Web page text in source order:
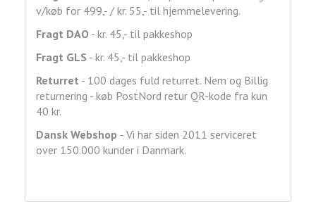
v/køb for 499,- / kr. 55,- til hjemmelevering.
Fragt DAO - kr. 45,- til pakkeshop
Fragt GLS - kr. 45,- til pakkeshop
Returret - 100 dages fuld returret. Nem og Billig
returnering - køb PostNord retur QR-kode fra kun
40 kr.
Dansk Webshop - Vi har siden 2011 serviceret
over 150.000 kunder i Danmark.